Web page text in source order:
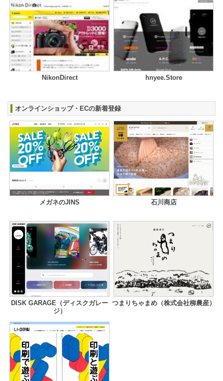
NikonDirect hnyee.Store
オンラインショップ・ECの新着登録
メガネのJINS 石川商店
DISK GARAGE（ディスクガレー
ジ）
つまりちゃまめ（株式会社柳農産）